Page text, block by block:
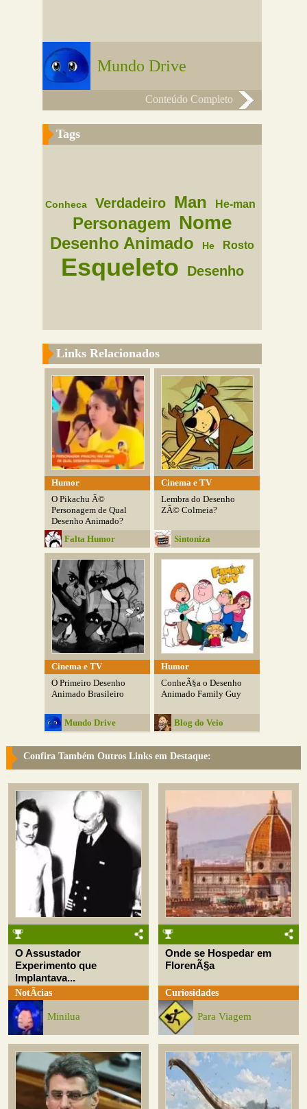
Mundo Drive
Conteúdo Completo
Tags
Conheca Verdadeiro Man He-man
Personagem Nome
Desenho Animado He Rosto
Esqueleto Desenho
Links Relacionados
Humor
O Pikachu Ã©
Personagem de Qual
Desenho Animado?
Falta Humor
Cinema e TV
Lembra do Desenho
ZÃ© Colmeia?
Sintoniza
Cinema e TV
O Primeiro Desenho
Animado Brasileiro
Mundo Drive
Humor
ConheÃ§a o Desenho
Animado Family Guy
Blog do Veio
Confira Também Outros Links em Destaque:
O Assustador
Experimento que
Implantava...
NotÃ­cias
Minilua
Onde se Hospedar em
FlorenÃ§a
Curiosidades
Para Viagem